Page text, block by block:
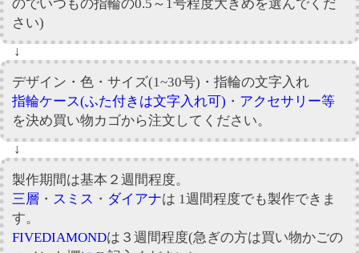
のでいつもの指輪の0.5～1号程度大きめを選んでくだ
さい)
↓
デザイン・色・サイズ(1~30号)・指輪の文字入れ
指輪ケース(ふた付きは文字入れ可) ・ アクセサリー等
を決め買い物カゴから注文してください。
↓
製作期間は基本２週間程度。
三層 ・ スミス ・ ダイアナは 1週間程度でも製作できま
す。
FIVEDIAMONDは３週間程度(急ぎの方は買い物かごの